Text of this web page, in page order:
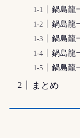
鍋島龍
鍋島龍
鍋島龍
鍋島龍
鍋島龍
まとめ